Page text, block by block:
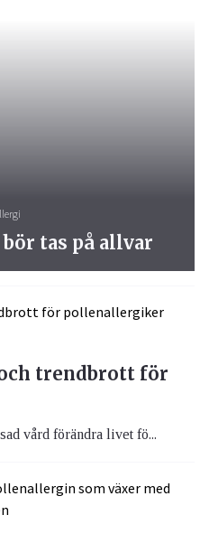
trendbrott för
vård förändra livet fö...
tas på allvar